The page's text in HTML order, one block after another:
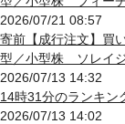
2026/07/21 08:57
寄前【成行注文】買
型／小型株 ソレイ
2026/07/13 14:32
14時31分のランキン
2026/07/13 14:02